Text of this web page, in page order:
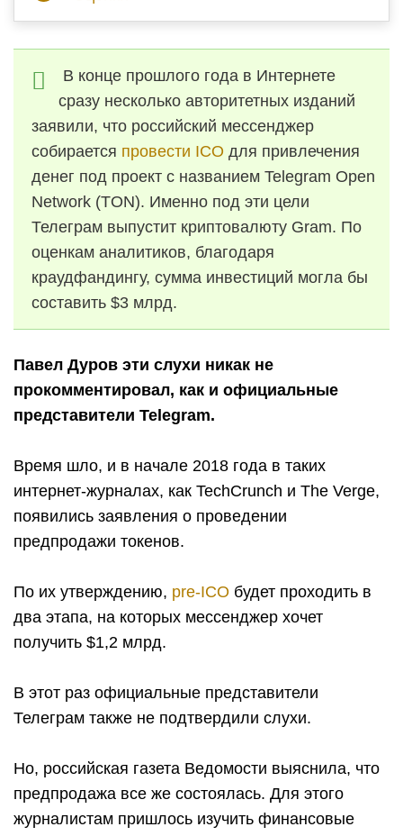
В конце прошлого года в Интернете
сразу несколько авторитетных изданий
заявили, что российский мессенджер
собирается провести ICO для привлечения
денег под проект с названием Telegram Open
Network (TON). Именно под эти цели
Телеграм выпустит криптовалюту Gram. По
оценкам аналитиков, благодаря
краудфандингу, сумма инвестиций могла бы
составить $3 млрд.
Павел Дуров эти слухи никак не
прокомментировал, как и официальные
представители Telegram.
Время шло, и в начале 2018 года в таких
интернет-журналах, как TechCrunch и The Verge,
появились заявления о проведении
предпродажи токенов.
По их утверждению, pre-ICO будет проходить в
два этапа, на которых мессенджер хочет
получить $1,2 млрд.
В этот раз официальные представители
Телеграм также не подтвердили слухи.
Но, российская газета Ведомости выяснила, что
предпродажа все же состоялась. Для этого
журналистам пришлось изучить финансовые